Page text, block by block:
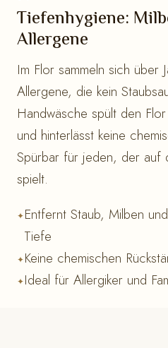
Tiefenhygiene:
Allergene
Im Flor sammeln sich über
Allergene, die kein
Handwäsche spült den
und hinterlässt keine
Spürbar für jeden, der auf
spielt.
Entfernt Staub, Milben
Tiefe
Keine chemischen
Ideal für Allergiker und